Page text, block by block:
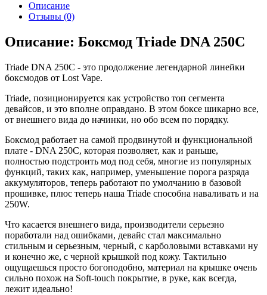
Описание
Отзывы (0)
Описание: Боксмод Triade DNA 250C
Triade DNA 250C - это продолжение легендарной линейки
боксмодов от Lost Vape.
Triade, позиционируется как устройство топ сегмента
девайсов, и это вполне оправдано. В этом боксе шикарно все,
от внешнего вида до начинки, но обо всем по порядку.
Боксмод работает на самой продвинутой и функциональной
плате - DNA 250C, которая позволяет, как и раньше,
полностью подстроить мод под себя, многие из популярных
функций, таких как, например, уменьшение порога разряда
аккумуляторов, теперь работают по умолчанию в базовой
прошивке, плюс теперь наша Triade способна наваливать и на
250W.
Что касается внешнего вида, производители серьезно
поработали над ошибками, девайс стал максимально
стильным и серьезным, черный, с карболовыми вставками ну
и конечно же, с черной крышкой под кожу. Тактильно
ощущаешься просто богоподобно, материал на крышке очень
сильно похож на Soft-touch покрытие, в руке, как всегда,
лежит идеально!